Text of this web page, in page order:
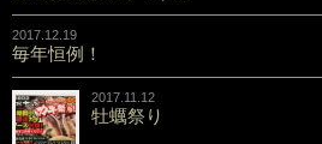
2017.12.19
毎年恒例！
2017.11.12
牡蠣祭り